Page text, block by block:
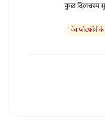
कुछ दिलचस्प
वेब प्लैटफ़ॉर्म के